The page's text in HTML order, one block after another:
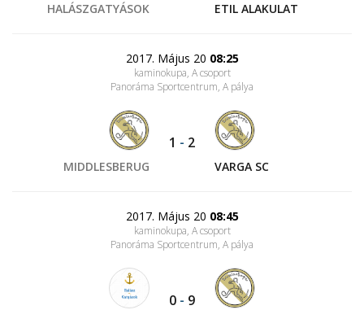
HALÁSZGATYÁSOK ETIL ALAKULAT
2017. Május 20 08:25
kaminokupa, A csoport
Panoráma Sportcentrum, A pálya
MIDDLESBERUG
1 - 2
VARGA SC
2017. Május 20 08:45
kaminokupa, A csoport
Panoráma Sportcentrum, A pálya
0 - 9